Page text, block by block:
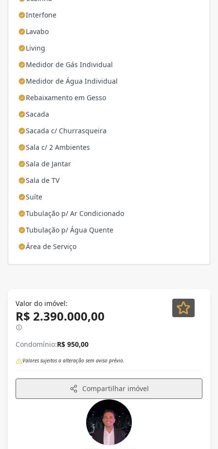
Interfone
Lavabo
Living
Medidor de Gás Individual
Medidor de Água Individual
Rebaixamento em Gesso
Sacada
Sacada c/ Churrasqueira
Sala c/ 2 Ambientes
Sala de Jantar
Sala de TV
Suíte
Tubulação p/ Ar Condicionado
Tubulação p/ Água Quente
Área de Serviço
Valor do imóvel:
R$ 2.390.000,00
Condomínio:R$ 950,00
Valores sujeitos a alteração sem aviso prévio.
Compartilhar imóvel